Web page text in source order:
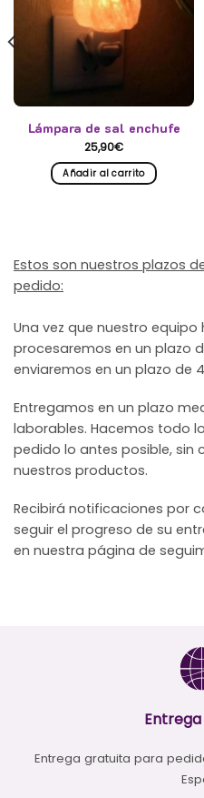
Lámpara de sal enchufe
25,90€
Añadir al carrito
Estos son nuestros plazos
pedido:
Una vez que nuestro
procesaremos en un plazo
enviaremos en un plazo de
Entregamos en un plazo
laborables. Hacemos todo
pedido lo antes posible,
nuestros productos.
Recibirá notificaciones por
seguir el progreso de su
en nuestra página de
Entrega gratuita para